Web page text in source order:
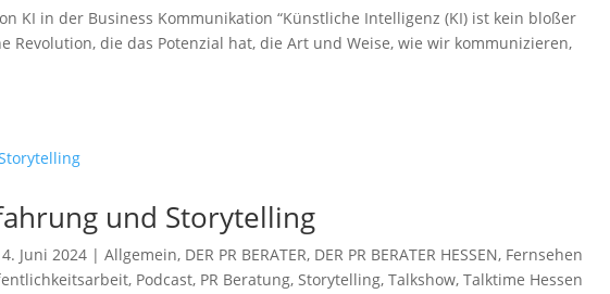
KI in der Business Kommunikation “Künstliche Intelligenz (KI) ist kein bloßer
Revolution, die das Potenzial hat, die Art und Weise, wie wir kommunizieren,
und Storytelling
Juni 2024 |Allgemein, DER PR BERATER, DER PR BERATER HESSEN, Fernsehen
, Podcast, PR Beratung,Storytelling,Talkshow,Talktime Hessen